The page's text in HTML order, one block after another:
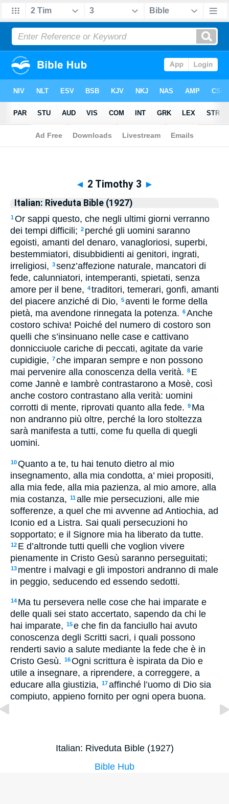
>Italian: Riveduta Bible (1927) > 2 Timothy 3
◄ 2 Timothy 3 ►
Italian: Riveduta Bible (1927)
1Or sappi questo, che negli ultimi giorni verranno
dei tempi difficili; 2 perché gli uomini saranno
egoisti, amanti del denaro, vanagloriosi, superbi,
bestemmiatori, disubbidienti ai genitori, ingrati,
irreligiosi, 3senz’affezione naturale, mancatori di
fede, calunniatori, intemperanti, spietati, senza
amore per il bene, 4traditori, temerari, gonfi, amanti
del piacere anziché di Dio, 5aventi le forme della
pietà, ma avendone rinnegata la potenza. 6Anche
costoro schiva! Poiché del numero di costoro son
quelli che s’insinuano nelle case e cattivano
donnicciuole cariche di peccati, agitate da varie
cupidigie, 7che imparan sempre e non possono
mai pervenire alla conoscenza della verità. 8 E
come Jannè e Iambrè contrastarono a Mosè, così
anche costoro contrastano alla verità: uomini
corrotti di mente, riprovati quanto alla fede. 9 Ma
non andranno più oltre, perché la loro stoltezza
sarà manifesta a tutti, come fu quella di quegli
uomini.
10Quanto a te, tu hai tenuto dietro al mio
insegnamento, alla mia condotta, a’ miei propositi,
alla mia fede, alla mia pazienza, al mio amore, alla
mia costanza, 11alle mie persecuzioni, alle mie
sofferenze, a quel che mi avvenne ad Antiochia, ad
Iconio ed a Listra. Sai quali persecuzioni ho
sopportato; e il Signore mia ha liberato da tutte.
12 E d’altronde tutti quelli che voglion vivere
pienamente in Cristo Gesù saranno perseguitati;
13 mentre i malvagi e gli impostori andranno di male
in peggio, seducendo ed essendo sedotti.
14 Ma tu persevera nelle cose che hai imparate e
delle quali sei stato accertato, sapendo da chi le
hai imparate, 15e che fin da fanciullo hai avuto
conoscenza degli Scritti sacri, i quali possono
renderti savio a salute mediante la fede che è in
Cristo Gesù. 16Ogni scrittura è ispirata da Dio e
utile a insegnare, a riprendere, a correggere, a
educare alla giustizia, 17affinché l’uomo di Dio sia
compiuto, appieno fornito per ogni opera buona.
Italian: Riveduta Bible (1927)
Bible Hub